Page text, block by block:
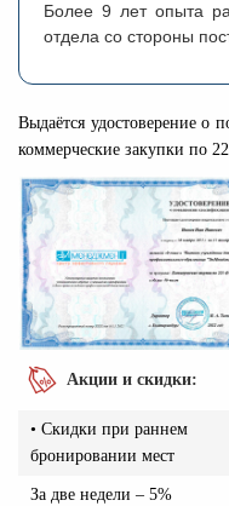
Более 9 лет опыта
отдела со стороны
Выдаётся удостоверение
коммерческие закупки по
Акции и скидки:
• Скидки при раннем
бронировании мест
За две недели – 5%